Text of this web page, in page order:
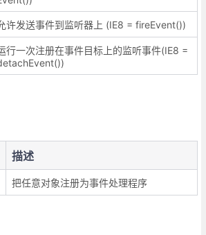
许发送事件到监听器上 (IE8 = fireEvent())
行一次注册在事件目标上的监听事件(IE8 =
描述
把任意对象注册为事件处理程序